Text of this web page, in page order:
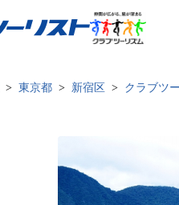
東京都 新宿区 クラブツ